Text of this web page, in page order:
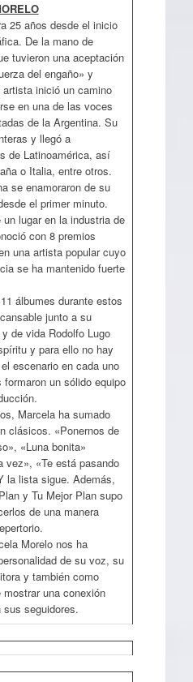
25 años desde el inicio
De la mano de
tuvieron una aceptación
del engaño» y
inició un camino
en una de las voces
de la Argentina. Su
y llegó a
de Latinoamérica, así
o Italia, entre otros.
se enamoraron de su
el primer minuto.
lugar en la industria de
con 8 premios
una artista popular cuyo
se ha mantenido fuerte
álbumes durante estos
junto a su
de vida Rodolfo Lugo
y para ello no hay
escenario en cada uno
un sólido equipo
Marcela ha sumado
clásicos. «Ponernos de
«Luna bonita»
vez», «Te está pasando
la lista sigue. Además,
y Tu Mejor Plan supo
de una manera
Morelo nos ha
de su voz, su
y también como
una conexión
seguidores.